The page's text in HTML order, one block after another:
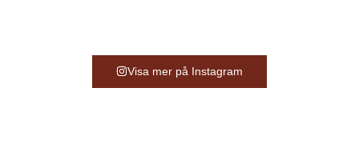
Visa mer på Instagram